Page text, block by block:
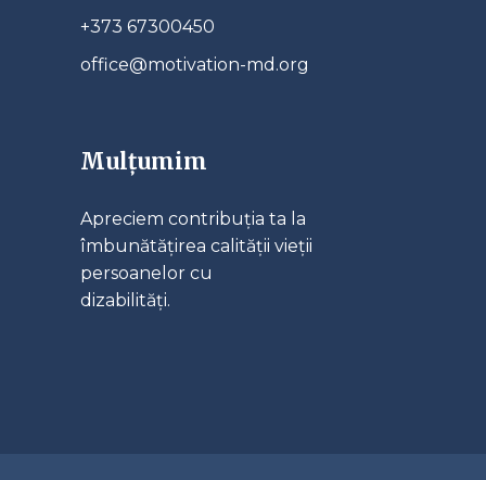
+373 67300450
office@motivation-md.org
Mulțumim
Apreciem contribuția ta la
îmbunătățirea calității vieții
persoanelor cu
dizabilități.